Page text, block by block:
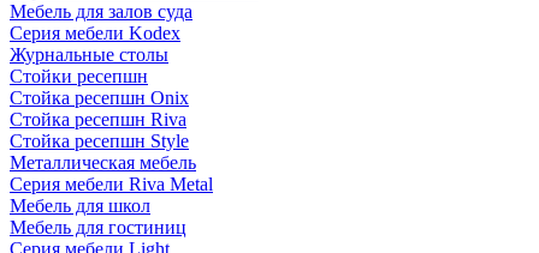
Мебель для залов суда
Серия мебели Kodex
Журнальные столы
Стойки ресепшн
Стойка ресепшн Onix
Стойка ресепшн Riva
Стойка ресепшн Style
Металлическая мебель
Серия мебели Riva Metal
Мебель для школ
Мебель для гостиниц
Серия мебели Light